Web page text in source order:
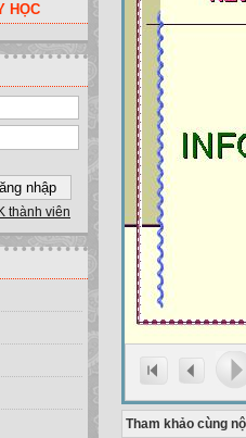
HỌC
thành viên
Tham khảo cùng